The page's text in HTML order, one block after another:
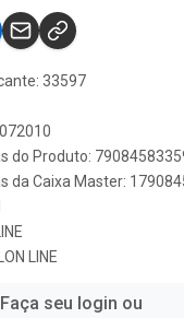
33597
do Produto:
da Caixa Master:
LINE
Faça seu login ou